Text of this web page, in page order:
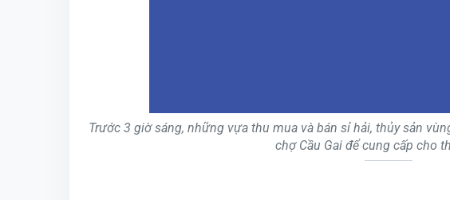
Trước 3 giờ sáng, những vựa thu mua và bán sỉ hải, thủy sản
chợ Cầu Gai để cung cấp cho